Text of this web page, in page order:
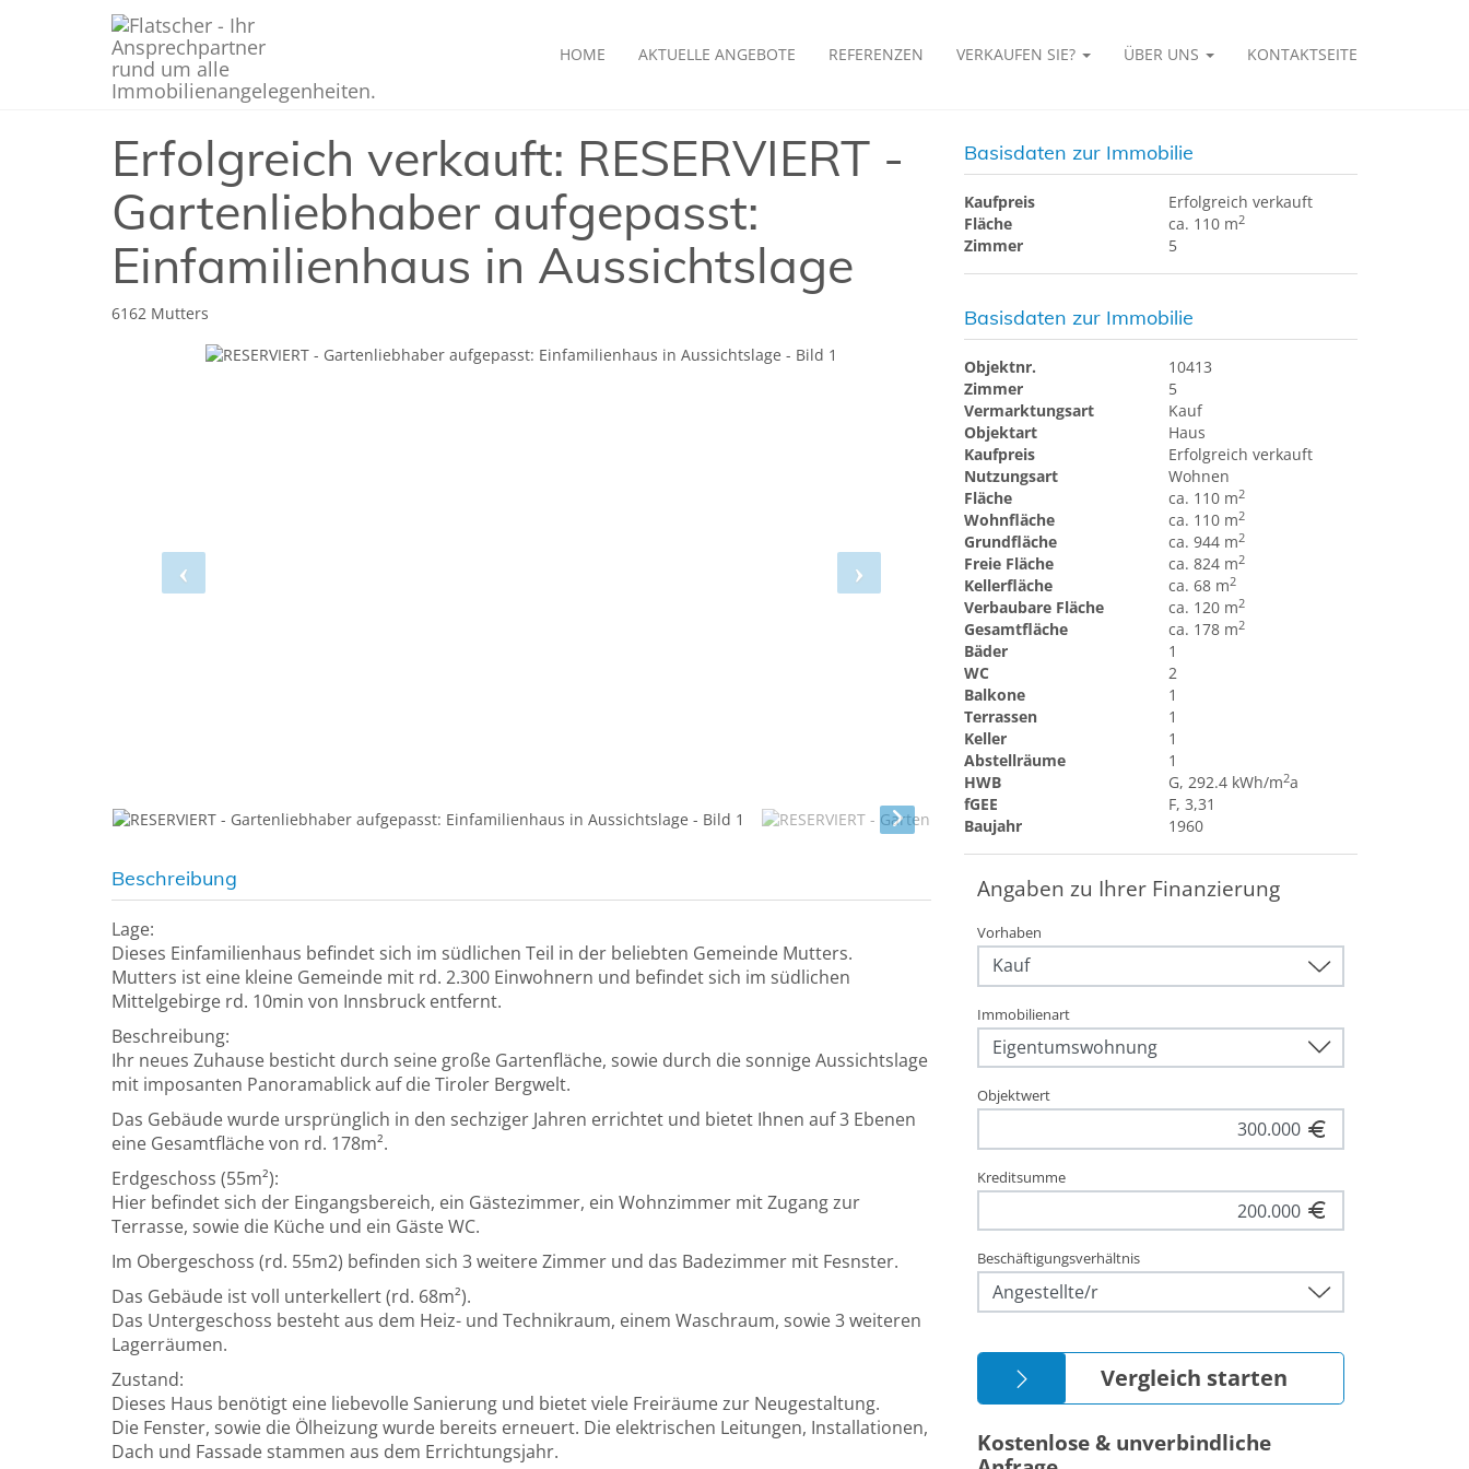
HOME AKTUELLE ANGEBOTE REFERENZEN VERKAUFEN SIE? ÜBER UNS KONTAKTSEITE
Erfolgreich verkauft: RESERVIERT -
Gartenliebhaber aufgepasst:
Einfamilienhaus in Aussichtslage
6162 Mutters
Beschreibung
Lage:
Dieses Einfamilienhaus befindet sich im südlichen Teil in der beliebten Gemeinde Mutters.
Mutters ist eine kleine Gemeinde mit rd. 2.300 Einwohnern und befindet sich im südlichen
Mittelgebirge rd. 10min von Innsbruck entfernt.
Beschreibung:
Ihr neues Zuhause besticht durch seine große Gartenfläche, sowie durch die sonnige Aussichtslage
mit imposanten Panoramablick auf die Tiroler Bergwelt.
Das Gebäude wurde ursprünglich in den sechziger Jahren errichtet und bietet Ihnen auf 3 Ebenen
eine Gesamtfläche von rd. 178m².
Erdgeschoss (55m²):
Hier befindet sich der Eingangsbereich, ein Gästezimmer, ein Wohnzimmer mit Zugang zur
Terrasse, sowie die Küche und ein Gäste WC.
Im Obergeschoss (rd. 55m2) befinden sich 3 weitere Zimmer und das Badezimmer mit Fesnster.
Das Gebäude ist voll unterkellert (rd. 68m²).
Das Untergeschoss besteht aus dem Heiz- und Technikraum, einem Waschraum, sowie 3 weiteren
Lagerräumen.
Zustand:
Dieses Haus benötigt eine liebevolle Sanierung und bietet viele Freiräume zur Neugestaltung.
Die Fenster, sowie die Ölheizung wurde bereits erneuert. Die elektrischen Leitungen, Installationen,
Dach und Fassade stammen aus dem Errichtungsjahr.
Basisdaten zur Immobilie
Kaufpreis
Erfolgreich verkauft
Fläche
ca. 110 m2
Zimmer 5
Basisdaten zur Immobilie
Objektnr.
10413
Zimmer
5
Vermarktungsart
Kauf
Objektart
Haus
Kaufpreis
Erfolgreich verkauft
Nutzungsart
Wohnen
Fläche
ca. 110 m2
Wohnfläche ca. 110 m2
Grundfläche ca. 944 m2
Freie Fläche ca. 824 m2
Kellerfläche ca. 68 m2
Verbaubare Fläche ca. 120 m2
Gesamtfläche ca. 178 m2
Bäder
1
WC
2
Balkone
1
Terrassen
1
Keller
1
Abstellräume
1
HWB
G, 292.4 kWh/m2a
fGEE
F, 3,31
Baujahr
1960